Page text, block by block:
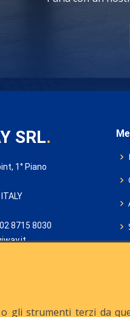
SRL.
1° Piano
8715 8030
gli strumenti terzi da